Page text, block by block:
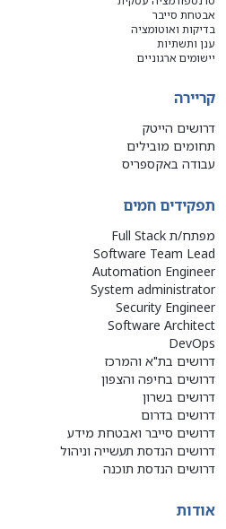
אבטחת סייבר
בדיקות ואוטומציה
ענן ותשתיות
יישומים ארגוניים
קריירה
דרושים הייטק
תחומים מובילים
עבודה באקספריס
תפקידים חמים
מפתח/ת Full Stack
Software Team Lead
Automation Engineer
System administrator
Security Engineer
Software Architect
DevOps
דרושים בת"א והמרכז
דרושים בחיפה והצפון
דרושים בשרון
דרושים בדרום
דרושים סייבר ואבטחת מידע
דרושים הנדסת תעשייה וניהול
דרושים הנדסת תוכנה
אודות